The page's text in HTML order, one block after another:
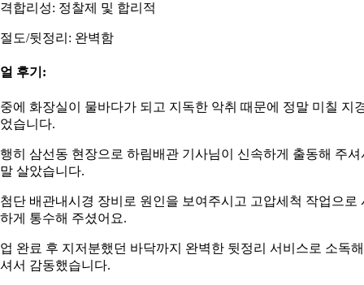
합리성: 정찰제 및 합리적
도/뒷정리: 완벽함
후기:
에 화장실이 물바다가 되고 지독한 악취 때문에 정말 미칠 지
습니다.
히 삼선동 현장으로 하림배관 기사님이 신속하게 출동해 주셔
살았습니다.
단 배관내시경 장비로 원인을 보여주시고 고압세척 작업으로
게 통수해 주셨어요.
완료 후 지저분했던 바닥까지 완벽한 뒷정리 서비스로 소독해
서 감동했습니다.